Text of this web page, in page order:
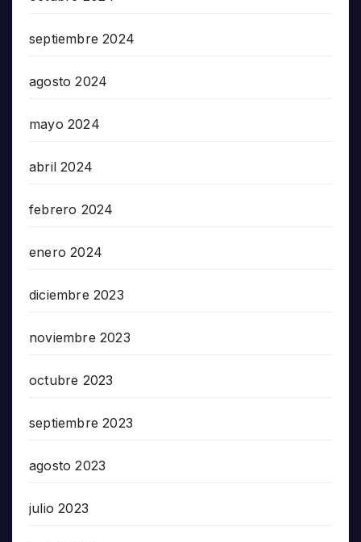
septiembre 2024
agosto 2024
mayo 2024
abril 2024
febrero 2024
enero 2024
diciembre 2023
noviembre 2023
octubre 2023
septiembre 2023
agosto 2023
julio 2023